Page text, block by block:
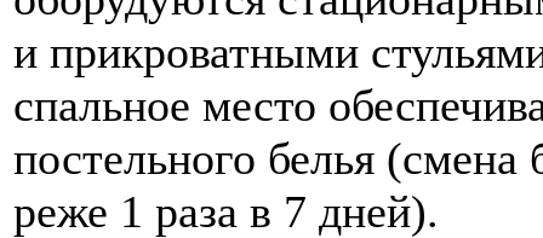
и прикроватными
спальное место
постельного белья (смена
реже 1 раза в 7 дней).